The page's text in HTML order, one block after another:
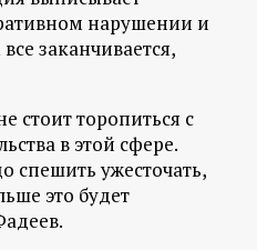
нарушении и
заканчивается,
стоит торопиться с
в этой сфере.
спешить ужесточать,
это будет